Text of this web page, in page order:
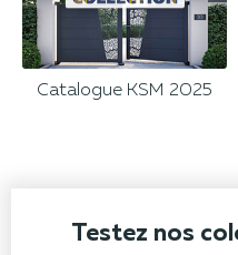
Catalogue KSM 2025
Testez nos